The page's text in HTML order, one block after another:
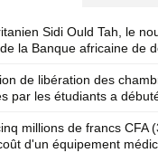
Sidi Ould Tah, le
la Banque africaine de
de libération des
par les étudiants a
millions de francs CFA
d'un équipement